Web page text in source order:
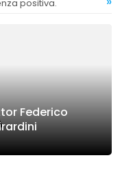
positiva.
Federico